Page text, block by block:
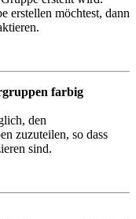
erstellen möchtest, dann
farbig
den
zuzuteilen, so dass
sind.